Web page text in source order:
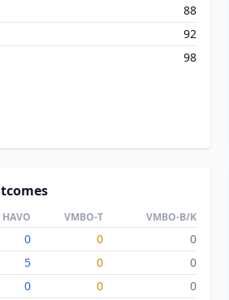
88
92
98
HAVO VMBO-T VMBO-B/K
0 0
0
5 0
0
0 0
0